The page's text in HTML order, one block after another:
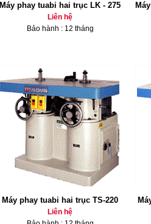
Máy phay tuabi hai trục LK - 275
Liên hệ
Bảo hành : 12 tháng
Máy phay tuabi hai trục TS-220
Liên hệ